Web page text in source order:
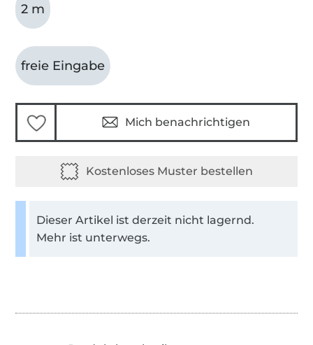
2 m
freie Eingabe
Mich benachrichtigen
Dieser Artikel ist derzeit nicht lagernd.
Mehr ist unterwegs.